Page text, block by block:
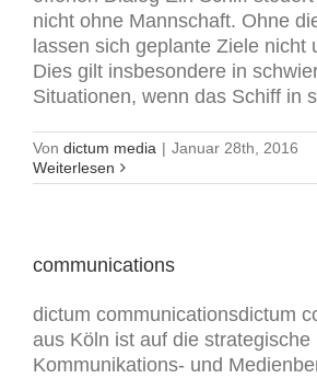
nicht ohne Mannschaft. Ohne
lassen sich geplante Ziele nicht
Dies gilt insbesondere in
Situationen, wenn das Schiff in
Von dictum media | Januar 28th, 2016
Weiterlesen
communications
dictum communicationsdictum
aus Köln ist auf die strategische
Kommunikations- und